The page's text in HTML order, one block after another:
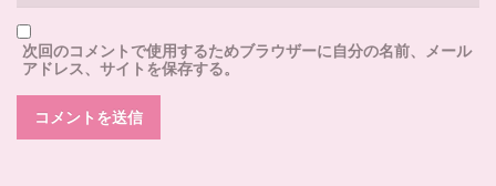
次回のコメントで使用するためブラウザーに自分の名前、メール
アドレス、サイトを保存する。